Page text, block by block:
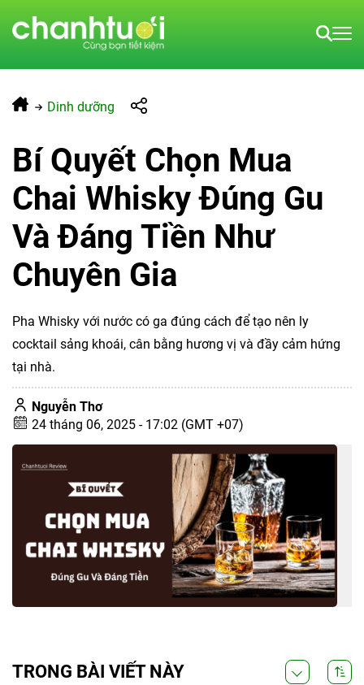
Dinh dưỡng
Bí Quyết Chọn Mua
Chai Whisky Đúng Gu
Và Đáng Tiền Như
Chuyên Gia
Pha Whisky với nước có ga đúng cách để tạo nên ly
cocktail sảng khoái, cân bằng hương vị và đầy cảm hứng
tại nhà.
Nguyễn Thơ
24 tháng 06, 2025 - 17:02 (GMT +07)
TRONG BÀI VIẾT NÀY